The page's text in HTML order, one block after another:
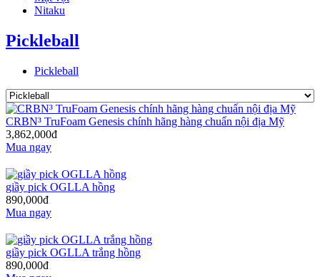
Nitaku
Pickleball
Pickleball
CRBN³ TruFoam Genesis chính hãng hàng chuẩn nội địa Mỹ
3,862,000đ
Mua ngay
giầy pick OGLLA hồng
890,000đ
Mua ngay
giầy pick OGLLA trắng hồng
890,000đ